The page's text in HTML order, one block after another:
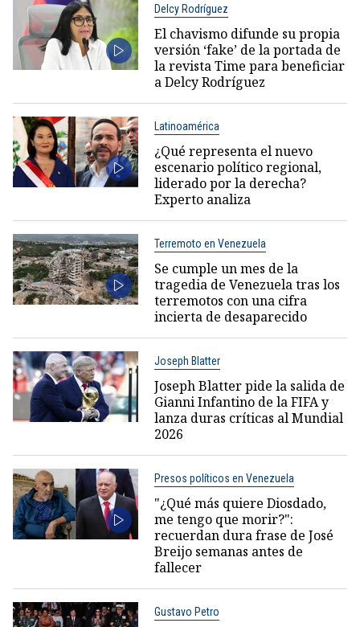
Delcy Rodríguez
El chavismo difunde su propia
versión ‘fake’ de la portada de
la revista Time para beneficiar
a Delcy Rodríguez
Latinoamérica
¿Qué representa el nuevo
escenario político regional,
liderado por la derecha?
Experto analiza
Terremoto en Venezuela
Se cumple un mes de la
tragedia de Venezuela tras los
terremotos con una cifra
incierta de desaparecido
Joseph Blatter
Joseph Blatter pide la salida de
Gianni Infantino de la FIFA y
lanza duras críticas al Mundial
2026
Presos políticos en Venezuela
"¿Qué más quiere Diosdado,
me tengo que morir?":
recuerdan dura frase de José
Breijo semanas antes de
fallecer
Gustavo Petro